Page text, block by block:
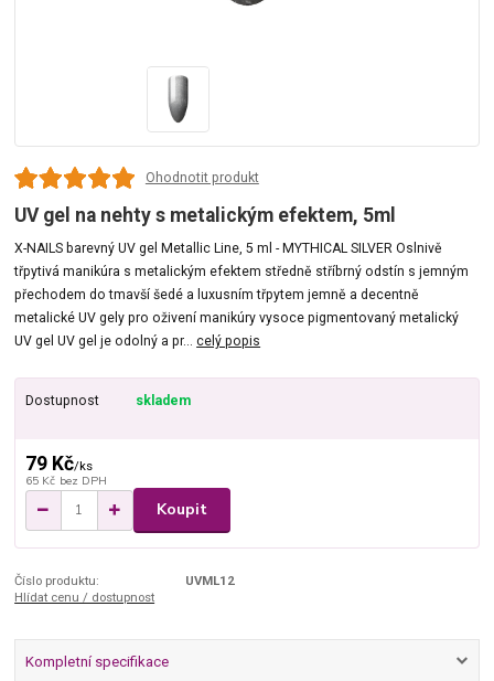
Ohodnotit produkt
UV gel na nehty s metalickým efektem, 5ml
X-NAILS barevný UV gel Metallic Line, 5 ml - MYTHICAL SILVER Oslnivě
třpytivá manikúra s metalickým efektem středně stříbrný odstín s jemným
přechodem do tmavší šedé a luxusním třpytem jemně a decentně
metalické UV gely pro oživení manikúry vysoce pigmentovaný metalický
UV gel UV gel je odolný a pr...celý popis
Dostupnost skladem
79 Kč/ks
65 Kč bez DPH
Koupit
Číslo produktu:
UVML12
Hlídat cenu / dostupnost
Kompletní specifikace